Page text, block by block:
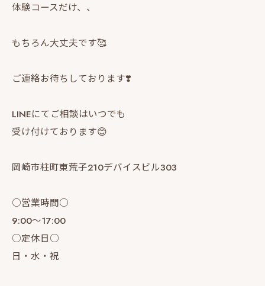
体験コースだけ、、
もちろん大丈夫です🥰
ご連絡お待ちしております❣️
LINEにてご相談はいつでも
受け付けております😊
岡崎市柱町東荒子210デバイスビル303
○営業時間○
9:00〜17:00
○定休日○
日・水・祝